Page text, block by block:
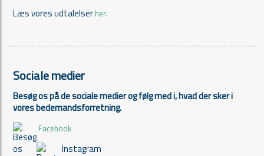
Læs vores udtalelserher.
Sociale medier
Besøg os på de sociale medier og følg med i, hvad der sker i
vores bedemandsforretning.
Facebook
Instagram